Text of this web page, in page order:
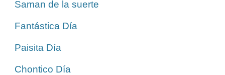
Saman de la suerte
Fantástica Día
Paisita Día
Chontico Día